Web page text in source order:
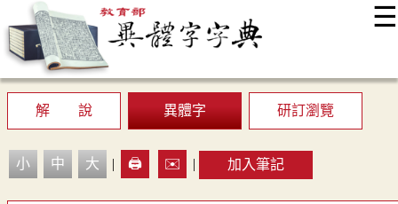
☰
最新消息
顯示模式
網站導覽
解 說
異體字 研訂瀏覽
小 中 大 | 🖨️ ✉️ | 加入筆記